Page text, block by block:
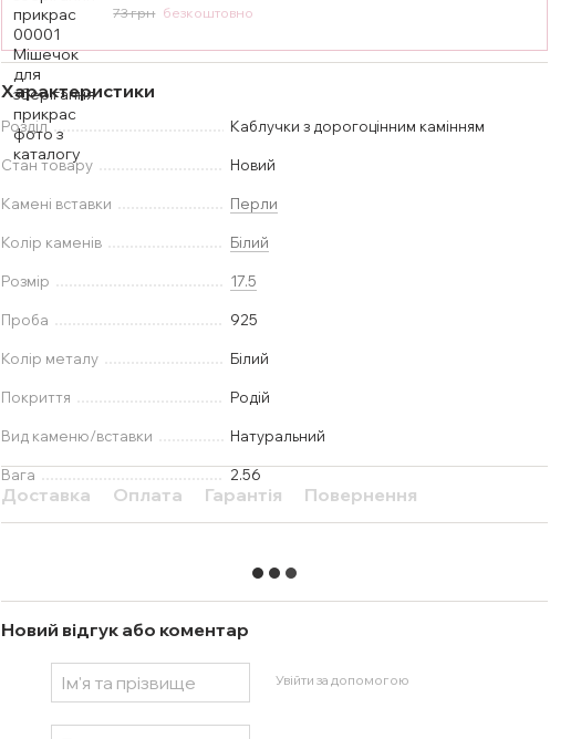
73 грн безкоштовно
Характеристики
Розділ Каблучки з дорогоцінним камінням
Стан товару Новий
Камені вставки Перли
Колір каменів Білий
Розмір 17.5
Проба 925
Колір металу Білий
Покриття Родій
Вид каменю/вставки Натуральний
Вага 2.56
Доставка Оплата Гарантія Повернення
Новий відгук або коментар
Увійти за допомогою